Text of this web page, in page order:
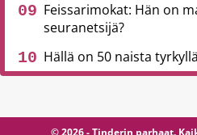
Feissarimokat: Hän on
seuranetsijä?
Hällä on 50 naista
© 2026 - Tinderin parhaat.